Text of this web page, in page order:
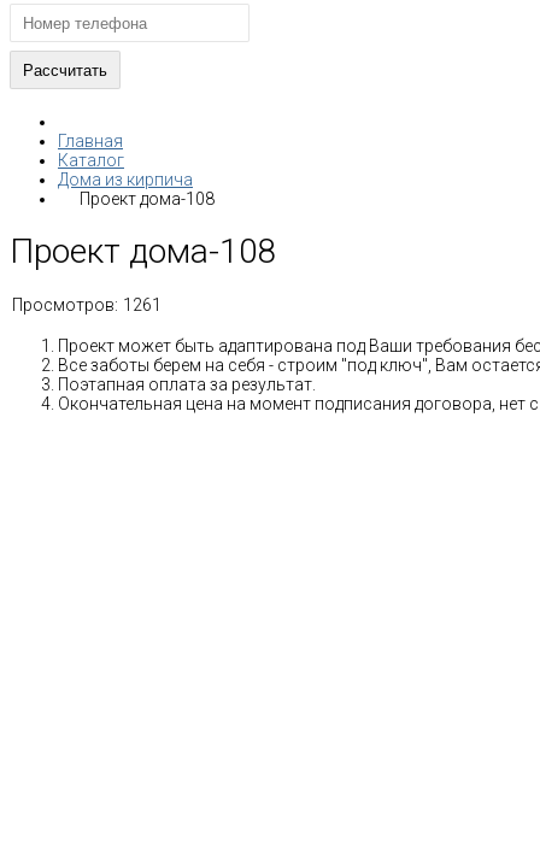
Главная
Каталог
Дома из кирпича
Проект дома-108
Проект дома-108
Просмотров: 1261
Проект может быть адаптирована под Ваши требования
Все заботы берем на себя - строим "под ключ", Вам
Поэтапная оплата за результат.
Окончательная цена на момент подписания договора, нет